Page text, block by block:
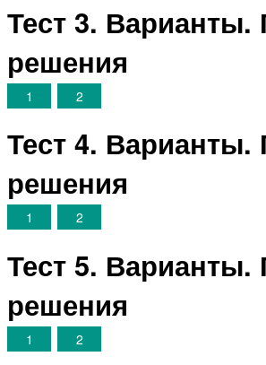
Тест 3. Варианты.
решения
1 2
Тест 4. Варианты.
решения
1 2
Тест 5. Варианты.
решения
1 2